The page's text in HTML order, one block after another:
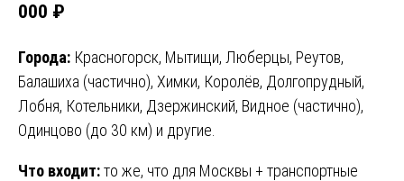
000 ₽
Города: Красногорск, Мытищи, Люберцы, Реутов,
Балашиха (частично), Химки, Королёв, Долгопрудный,
Лобня, Котельники, Дзержинский, Видное (частично),
Одинцово (до 30 км) и другие.
Что входит:то же, что для Москвы + транспортные